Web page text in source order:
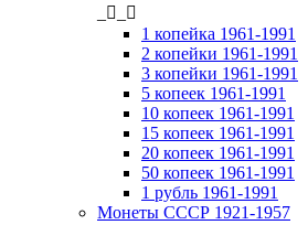
_
_
1 копейка 1961-1991
2 копейки 1961-1991
3 копейки 1961-1991
5 копеек 1961-1991
10 копеек 1961-1991
15 копеек 1961-1991
20 копеек 1961-1991
50 копеек 1961-1991
1 рубль 1961-1991
Монеты СССР 1921-1957